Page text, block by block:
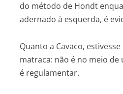
do método de Hondt
adernado à esquerda, é
Quanto a Cavaco,
matraca: não é no meio
é regulamentar.